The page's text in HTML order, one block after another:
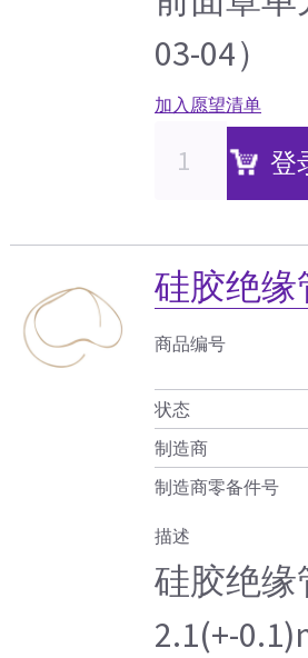
03-04）
加入愿望清单
登
硅胶绝缘
商品编号
状态
制造商
制造商零备件号
描述
硅胶绝缘
2.1(+-